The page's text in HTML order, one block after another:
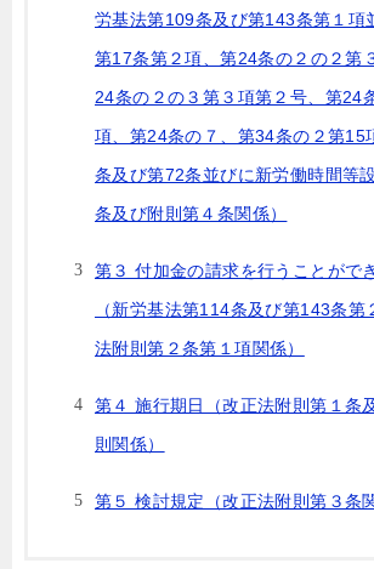
労基法第109条及び第143条第１項
第17条第２項、第24条の２の２第
24条の２の３第３項第２号、第24
項、第24条の７、第34条の２第15
条及び第72条並びに新労働時間等
条及び附則第４条関係）
第３ 付加金の請求を行うことがで
（新労基法第114条及び第143条第
法附則第２条第１項関係）
第４ 施行期日（改正法附則第１条
則関係）
第５ 検討規定（改正法附則第３条